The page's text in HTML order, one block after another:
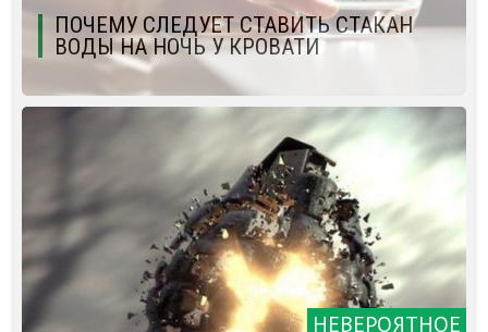
ПОЧЕМУ СЛЕДУЕТ СТАВИТЬ СТАКАН
ВОДЫ НА НОЧЬ У КРОВАТИ
НЕВЕРОЯТНОЕ